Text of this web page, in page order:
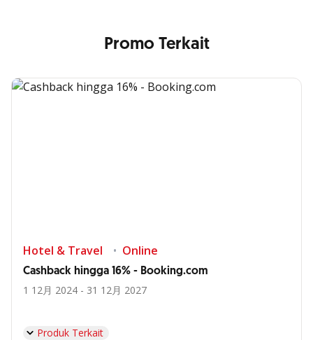
Promo Terkait
Hotel & Travel Online
Cashback hingga 16% - Booking.com
1 12月 2024 - 31 12月 2027
Produk Terkait